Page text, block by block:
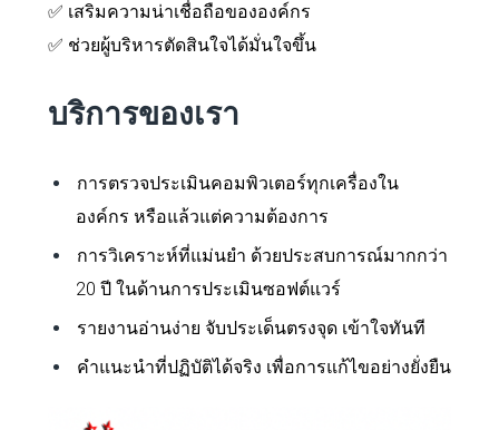
✅ เสริมความน่าเชื่อถือขององค์กร
✅ ช่วยผู้บริหารตัดสินใจได้มั่นใจขึ้น
บริการของเรา
การตรวจประเมินคอมพิวเตอร์ทุกเครื่องใน
องค์กร หรือแล้วแต่ความต้องการ
การวิเคราะห์ที่แม่นยำ ด้วยประสบการณ์มากกว่า
20 ปี ในด้านการประเมินซอฟต์แวร์
รายงานอ่านง่าย จับประเด็นตรงจุด เข้าใจทันที
คำแนะนำที่ปฏิบัติได้จริง เพื่อการแก้ไขอย่างยั่งยืน